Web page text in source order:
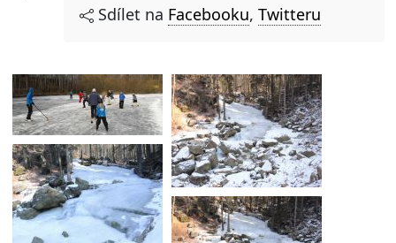
Sdílet na Facebooku, Twitteru